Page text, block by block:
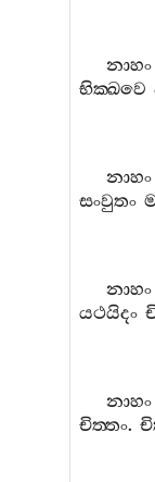
නාහං
භික‍්ඛවෙ
නාහං
සංවුතං
නාහං
යථයිදං
නාහං
චිත‍්තං.